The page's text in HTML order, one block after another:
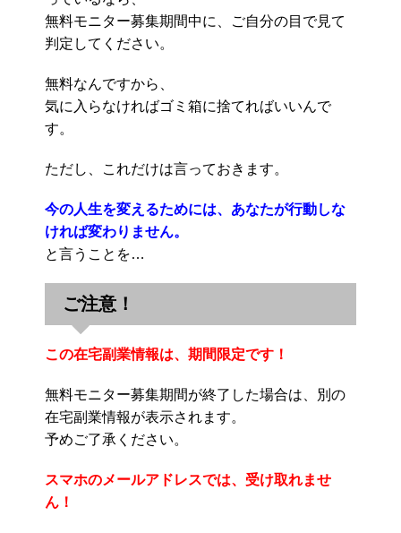
無料モニター募集期間中に、ご自分の目で見て
判定してください。
無料なんですから、
気に入らなければゴミ箱に捨てればいいんで
す。
ただし、これだけは言っておきます。
今の人生を変えるためには、あなたが行動しな
ければ変わりません。
と言うことを…
ご注意！
この在宅副業情報は、期間限定です！
無料モニター募集期間が終了した場合は、別の
在宅副業情報が表示されます。
予めご了承ください。
スマホのメールアドレスでは、受け取れませ
ん！